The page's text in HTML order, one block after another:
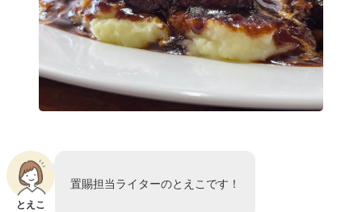
とえこ
置賜担当ライターのとえこです！